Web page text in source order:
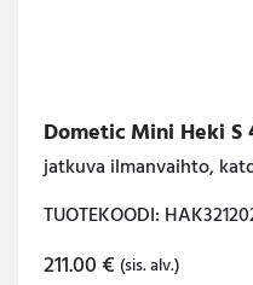
Dometic Mini Heki S
jatkuva ilmanvaihto,
TUOTEKOODI:
211.00€ (sis. alv.)